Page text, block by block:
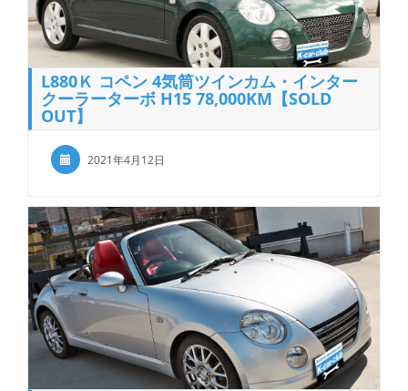
L880Ｋ コペン 4気筒ツインカム・インター
クーラーターボ H15 78,000KM【SOLD
OUT】
2021年4月12日